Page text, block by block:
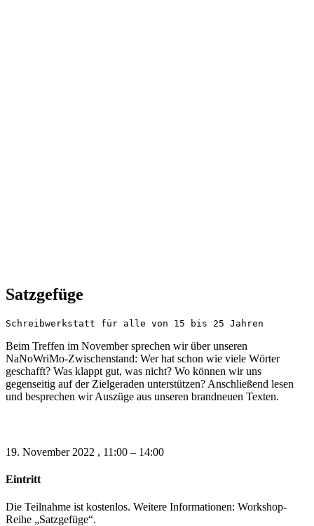
Satzgefüge
Schreibwerkstatt für alle von 15 bis 25 Jahren
Beim Treffen im November sprechen wir über unseren
NaNoWriMo-Zwischenstand: Wer hat schon wie viele Wörter
geschafft? Was klappt gut, was nicht? Wo können wir uns
gegenseitig auf der Zielgeraden unterstützen? Anschließend lesen
und besprechen wir Auszüge aus unseren brandneuen Texten.
19. November 2022 , 11:00 – 14:00
Eintritt
Die Teilnahme ist kostenlos. Weitere Informationen: Workshop-
Reihe „Satzgefüge“.